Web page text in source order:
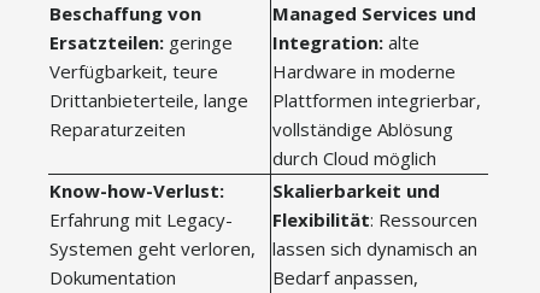
Beschaffung von
Ersatzteilen: geringe
Verfügbarkeit, teure
Drittanbieterteile, lange
Reparaturzeiten
Managed Services und
Integration: alte
Hardware in moderne
Plattformen integrierbar,
vollständige Ablösung
durch Cloud möglich
Know-how-Verlust:
Erfahrung mit Legacy-
Systemen geht verloren,
Dokumentation
Skalierbarkeit und
Flexibilität: Ressourcen
lassen sich dynamisch an
Bedarf anpassen,